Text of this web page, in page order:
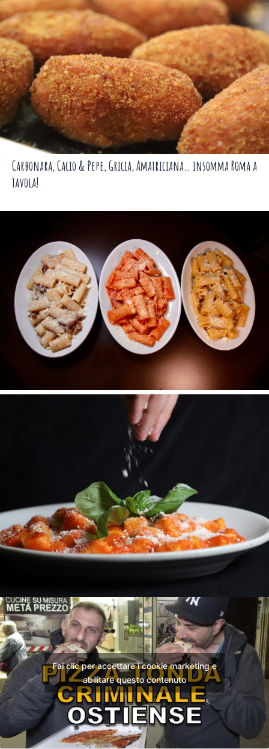
Carbonara, Cacio & Pepe, Gricia, Amatriciana… insomma Roma a
tavola!
Fai clic per accettare i cookie marketing e
abilitare questo contenuto